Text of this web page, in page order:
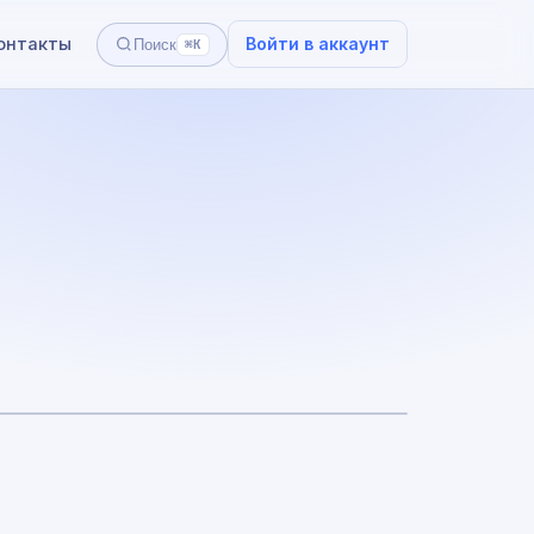
Поиск ⌘K Войти в аккаунт